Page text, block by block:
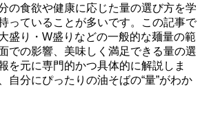
の食欲や健康に応じた量の選び方を学
っていることが多いです。この記事で
盛り・W盛りなどの一般的な麺量の範
での影響、美味しく満足できる量の選
を元に専門的かつ具体的に解説しま
自分にぴったりの油そばの“量”がわか